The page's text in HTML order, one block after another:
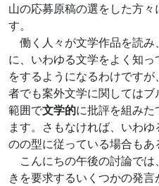
山の応募原稿の選をした方
す。
働く人々が文学作品を読み
に、いわゆる文学をよく知
をするようになるわけです
者でも案外文学に関しては
範囲で文学的に批評を組み
ます。さもなければ、いわ
のの型に従っている場合もあ
こんにちの午後の討論では
きを要求するいくつかの発